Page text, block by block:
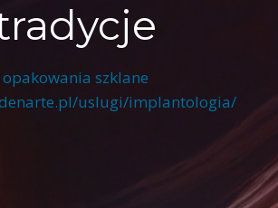
opakowania szklane
uslugi/implantologia/